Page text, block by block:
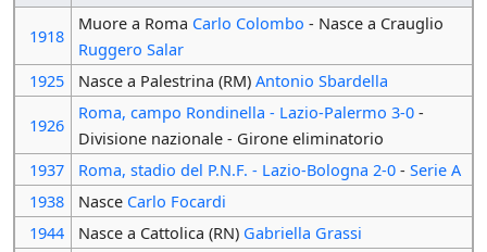
1918
Muore a Roma Carlo Colombo - Nasce a Crauglio
Ruggero Salar
1925
Nasce a Palestrina (RM) Antonio Sbardella
1926
Roma, campo Rondinella - Lazio-Palermo 3-0-
Divisione nazionale - Girone eliminatorio
1937
Roma, stadio del P.N.F. - Lazio-Bologna 2-0- Serie A
1938
Nasce Carlo Focardi
1944
Nasce a Cattolica (RN) Gabriella Grassi